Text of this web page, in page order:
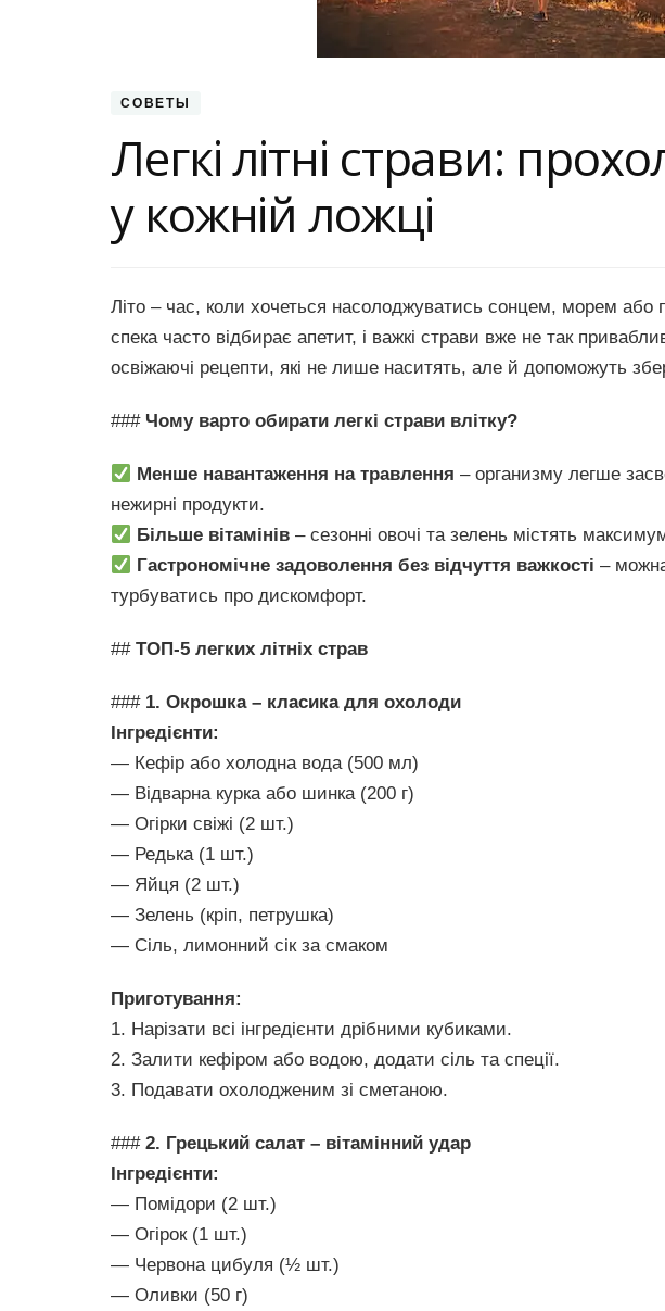
СОВЕТЫ
Легкі літні страви:
у кожній ложці
Літо – час, коли хочеться насолоджуватись сонцем, морем або
спека часто відбирає апетит, і важкі страви вже не так
освіжаючі рецепти, які не лише наситять, але й допоможуть
### Чому варто обирати легкі страви влітку?
Менше навантаження на травлення – организму легше
нежирні продукти.
Більше вітамінів – сезонні овочі та зелень містять
Гастрономічне задоволення без відчуття важкості –
турбуватись про дискомфорт.
## ТОП-5 легких літніх страв
### 1. Окрошка – класика для охолоди
Інгредієнти:
— Кефір або холодна вода (500 мл)
— Відварна курка або шинка (200 г)
— Огірки свіжі (2 шт.)
— Редька (1 шт.)
— Яйця (2 шт.)
— Зелень (кріп, петрушка)
— Сіль, лимонний сік за смаком
Приготування:
1. Нарізати всі інгредієнти дрібними кубиками.
2. Залити кефіром або водою, додати сіль та спеції.
3. Подавати охолодженим зі сметаною.
### 2. Грецький салат – вітамінний удар
Інгредієнти:
— Помідори (2 шт.)
— Огірок (1 шт.)
— Червона цибуля (½ шт.)
— Оливки (50 г)